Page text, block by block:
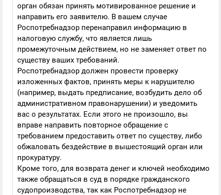
орган обязан принять мотивированное решение и
направить его заявителю. В вашем случае
Роспотребнадзор перенаправил информацию в
налоговую службу, что является лишь
промежуточным действием, но не заменяет ответ по
существу ваших требований.
Роспотребнадзор должен провести проверку
изложенных фактов, принять меры к нарушителю
(например, выдать предписание, возбудить дело об
административном правонарушении) и уведомить
вас о результатах. Если этого не произошло, вы
вправе направить повторное обращение с
требованием предоставить ответ по существу, либо
обжаловать бездействие в вышестоящий орган или
прокуратуру.
Кроме того, для возврата денег и ключей необходимо
также обращаться в суд в порядке гражданского
судопроизводства, так как Роспотребнадзор не